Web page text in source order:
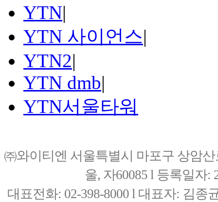
YTN|
YTN 사이언스|
YTN2|
YTN dmb|
YTN서울타워
㈜와이티엔 서울특별시 마포구 상암
울, 자60085 l 등록일자:
대표전화: 02-398-8000 l 대표자: 김종